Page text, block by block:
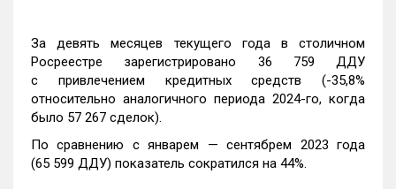
За девять месяцев текущего года в столичном
Росреестре зарегистрировано 36 759 ДДУ
с привлечением кредитных средств (-35,8%
относительно аналогичного периода 2024-го, когда
было 57 267 сделок).
По сравнению с январем — сентябрем 2023 года
(65 599 ДДУ) показатель сократился на 44%.